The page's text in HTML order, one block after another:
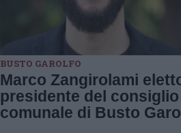
BUSTO GAROLFO
Marco Zangirolami
presidente del consiglio
comunale di Busto